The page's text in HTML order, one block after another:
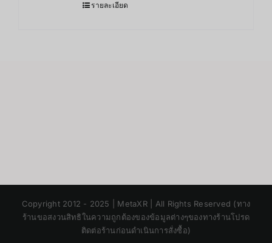
รายละเอียด
Copyright 2012 - 2025 | MetaXR | All Rights Reserved (ทาง
ร้านขอสงวนสิทธิในความถูกต้องของข้อมูลต่างๆของทางร้านโปรด
ติดต่อร้านก่อนดำเนินการสั่งซื้อ)Chinese